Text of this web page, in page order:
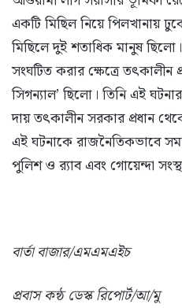
একটি মিছিল নিয়ে পিলখানায়
মিছিলে দুই শতাধিক মানুষ
সংঘটিত করার ক্ষেত্রে তৎকালীন
সিগন্যাল’ ছিলো। তিনি এই
দায় তৎকালীন সরকার প্রধান
এই ঘটনাকে রাজনৈতিকভাবে
পুলিশ ও র‍্যাব এবং গোয়েন্দা
বার্তা বাজার/এমএমএইচ
প্রবাস কন্ঠ ডেস্ক রিপোর্ট/আ/মু